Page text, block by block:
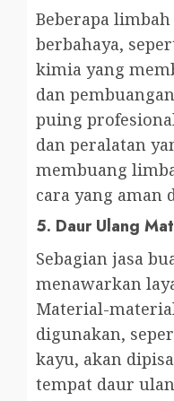
Beberapa
berbahaya,
kimia yang
dan
puing
dan peralatan
membuang
cara yang aman
5. Daur Ulang
Sebagian jasa
menawarkan
Material-
digunakan,
kayu, akan
tempat daur